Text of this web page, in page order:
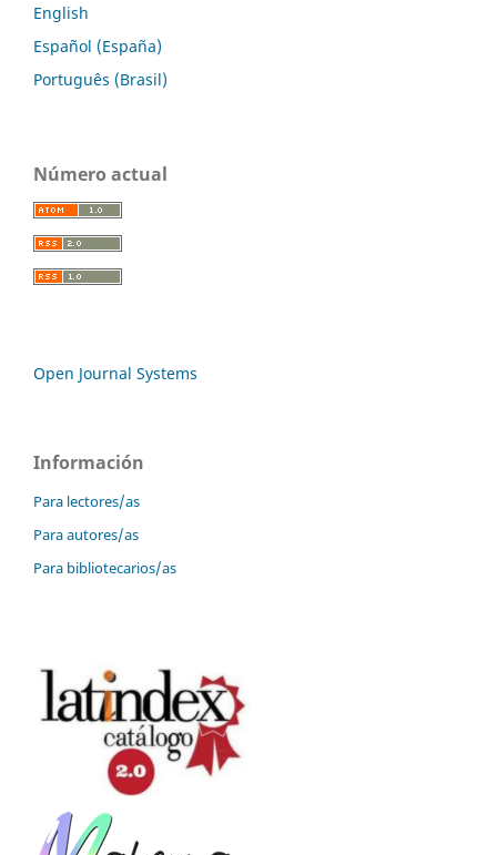
English
Español (España)
Português (Brasil)
Número actual
Open Journal Systems
Información
Para lectores/as
Para autores/as
Para bibliotecarios/as